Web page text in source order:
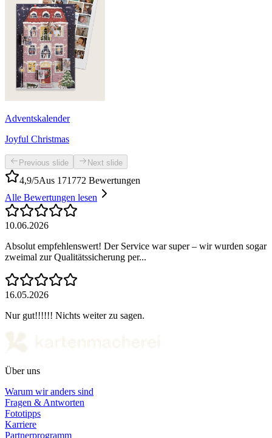
Adventskalender
Joyful Christmas
Previous slide Next slide
4,9/5Aus 171772 Bewertungen
Alle Bewertungen lesen
10.06.2026
Absolut empfehlenswert! Der Service war super – wir wurden sogar
zweimal zur Qualitätssicherung per...
16.05.2026
Nur gut!!!!!! Nichts weiter zu sagen.
Über uns
Warum wir anders sind
Fragen & Antworten
Fototipps
Karriere
Partnerprogramm